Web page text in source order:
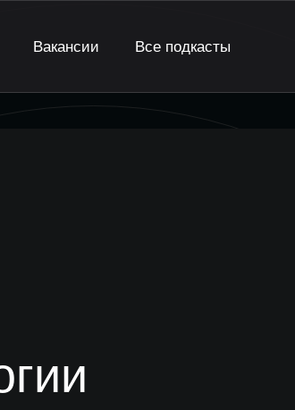
Вакансии Все подкасты